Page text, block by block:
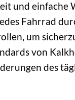
und einfache
Fahrrad
um
von
des